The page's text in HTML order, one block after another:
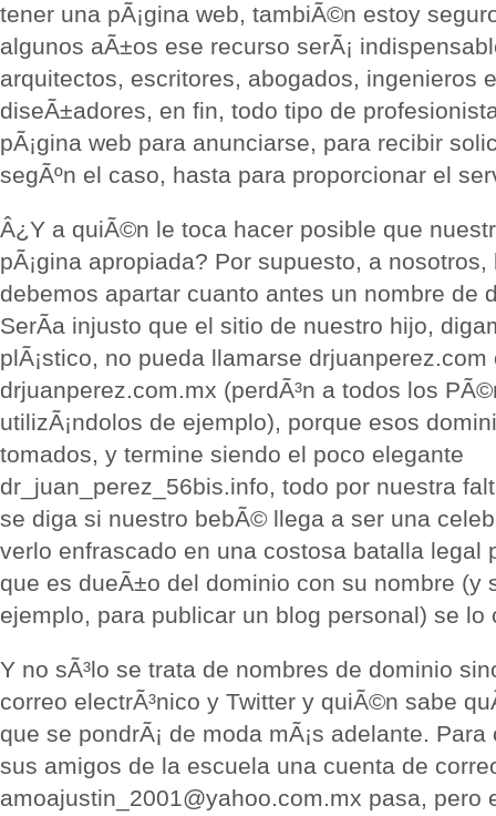
tener una pÃ¡gina web, tambiÃ©n estoy
algunos aÃ±os ese recurso serÃ¡
arquitectos, escritores, abogados, ingenieros
diseÃ±adores, en fin, todo tipo de
pÃ¡gina web para anunciarse, para recibir
segÃºn el caso, hasta para proporcionar el
Â¿Y a quiÃ©n le toca hacer posible que
pÃ¡gina apropiada? Por supuesto, a
debemos apartar cuanto antes un nombre de
SerÃ­a injusto que el sitio de nuestro hijo,
plÃ¡stico, no pueda llamarse drjuanperez.com
drjuanperez.com.mx (perdÃ³n a todos los
utilizÃ¡ndolos de ejemplo), porque esos
tomados, y termine siendo el poco elegante
dr_juan_perez_56bis.info, todo por nuestra
se diga si nuestro bebÃ© llega a ser una
verlo enfrascado en una costosa batalla legal
que es dueÃ±o del dominio con su nombre (y
ejemplo, para publicar un blog personal) se lo
Y no sÃ³lo se trata de nombres de dominio
correo electrÃ³nico y Twitter y quiÃ©n sabe
que se pondrÃ¡ de moda mÃ¡s adelante.
sus amigos de la escuela una cuenta de
amoajustin_2001@yahoo.com.mx pasa, pero